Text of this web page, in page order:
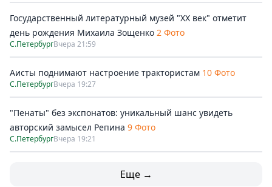
Государственный литературный музей "ХХ век" отметит
день рождения Михаила Зощенко 2 Фото
С.ПетербургВчера 21:59
Аисты поднимают настроение трактористам 10 Фото
С.ПетербургВчера 19:27
"Пенаты" без экспонатов: уникальный шанс увидеть
авторский замысел Репина 9 Фото
С.ПетербургВчера 19:21
Еще →